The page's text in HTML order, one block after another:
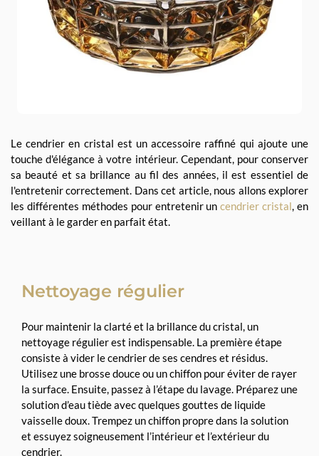
Le cendrier en cristal est un accessoire raffiné qui ajoute une
touche d'élégance à votre intérieur. Cependant, pour conserver
sa beauté et sa brillance au fil des années, il est essentiel de
l'entretenir correctement. Dans cet article, nous allons explorer
les différentes méthodes pour entretenir uncendrier cristal, en
veillant à le garder en parfait état.
Nettoyage régulier
Pour maintenir la clarté et la brillance du cristal, un
nettoyage régulier est indispensable. La première étape
consiste à vider le cendrier de ses cendres et résidus.
Utilisez une brosse douce ou un chiffon pour éviter de rayer
la surface. Ensuite, passez à l’étape du lavage. Préparez une
solution d’eau tiède avec quelques gouttes de liquide
vaisselle doux. Trempez un chiffon propre dans la solution
et essuyez soigneusement l’intérieur et l’extérieur du
cendrier.